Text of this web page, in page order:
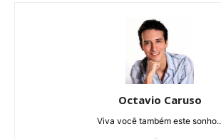
Octavio Caruso
Viva você também este